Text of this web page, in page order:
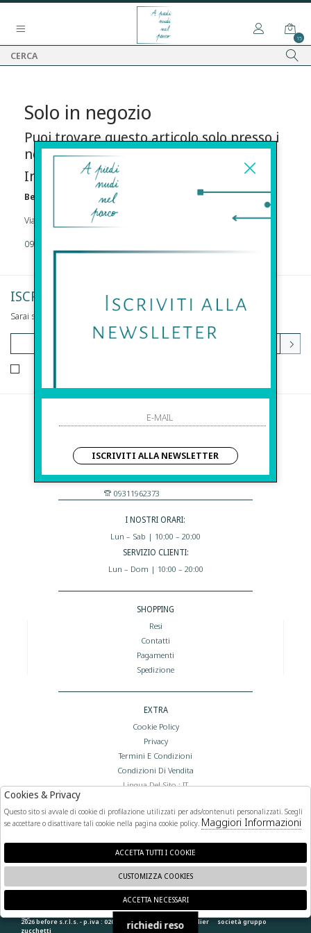
15
Solo in negozio
Puoi trovare questo articolo solo presso i
nostri punti vendita:
Info contatti
Before s.r.l.s.
Via Della Maestranza , 23 96100 Siracusa
09311962373
ISCRIVITI ALLA NEWSLETTER
Sarai sempre aggiornato su offerte e promozioni.
Before S.r.l.s.
Via Della Maestranza , 23
96100 Siracusa - Italia
Eshop@apiedinudinelparcoboutique.com
09311962373
I NOSTRI ORARI:
Lun – Sab | 10:00 – 20:00
SERVIZIO CLIENTI:
Lun – Dom | 10:00 – 20:00
SHOPPING
Resi
Contatti
Pagamenti
Spedizione
EXTRA
Cookie Policy
Privacy
Termini E Condizioni
Condizioni Di Vendita
Lingua Del Sito : IT
FOLLOW US
2026 before s.r.l.s. - p.iva : 02066400892 powered by atelier società gruppo
zucchetti
🍪
ISCRIVITI ALLA NEWSLETTER
richiedi reso
Cookies & Privacy
Questo sito si avvale di cookie di profilazione utilizzati per ads/contenuti personalizzati. Scegli
se accettare o disattivare tali cookie nella pagina cookie policy. Maggiori Informazioni
ACCETTA TUTTI I COOKIE
CUSTOMIZZA COOKIES
ACCETTA NECESSARI